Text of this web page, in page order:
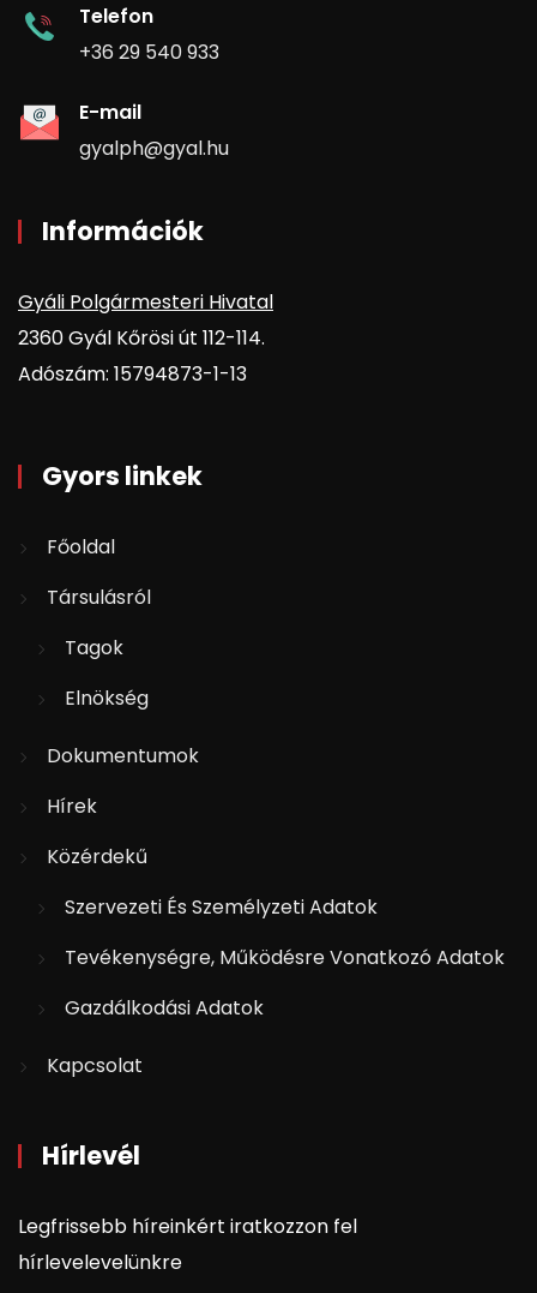
Telefon
+36 29 540 933
E-mail
gyalph@gyal.hu
Információk
Gyáli Polgármesteri Hivatal
2360 Gyál Kőrösi út 112-114.
Adószám: 15794873-1-13
Gyors linkek
Főoldal
Társulásról
Tagok
Elnökség
Dokumentumok
Hírek
Közérdekű
Szervezeti És Személyzeti Adatok
Tevékenységre, Működésre Vonatkozó Adatok
Gazdálkodási Adatok
Kapcsolat
Hírlevél
Legfrissebb híreinkért iratkozzon fel
hírlevelevelünkre